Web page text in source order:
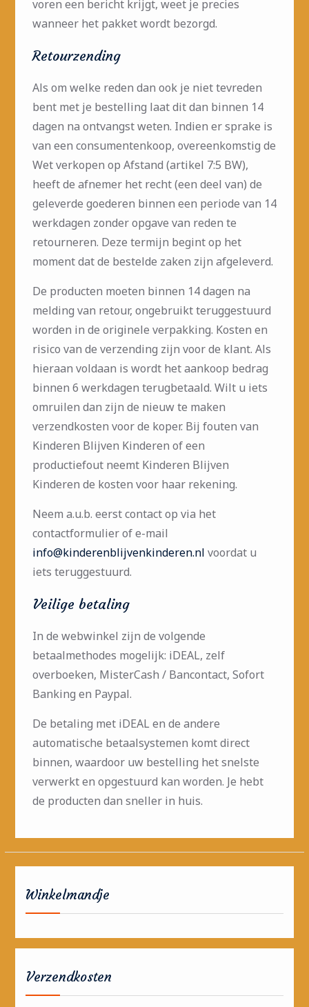
voren een bericht krijgt, weet je precies
wanneer het pakket wordt bezorgd.
Retourzending
Als om welke reden dan ook je niet tevreden
bent met je bestelling laat dit dan binnen 14
dagen na ontvangst weten. Indien er sprake is
van een consumentenkoop, overeenkomstig de
Wet verkopen op Afstand (artikel 7:5 BW),
heeft de afnemer het recht (een deel van) de
geleverde goederen binnen een periode van 14
werkdagen zonder opgave van reden te
retourneren. Deze termijn begint op het
moment dat de bestelde zaken zijn afgeleverd.
De producten moeten binnen 14 dagen na
melding van retour, ongebruikt teruggestuurd
worden in de originele verpakking. Kosten en
risico van de verzending zijn voor de klant. Als
hieraan voldaan is wordt het aankoop bedrag
binnen 6 werkdagen terugbetaald. Wilt u iets
omruilen dan zijn de nieuw te maken
verzendkosten voor de koper. Bij fouten van
Kinderen Blijven Kinderen of een
productiefout neemt Kinderen Blijven
Kinderen de kosten voor haar rekening.
Neem a.u.b. eerst contact op via het
contactformulier of e-mail
info@kinderenblijvenkinderen.nl voordat u
iets teruggestuurd.
Veilige betaling
In de webwinkel zijn de volgende
betaalmethodes mogelijk: iDEAL, zelf
overboeken, MisterCash / Bancontact, Sofort
Banking en Paypal.
De betaling met iDEAL en de andere
automatische betaalsystemen komt direct
binnen, waardoor uw bestelling het snelste
verwerkt en opgestuurd kan worden. Je hebt
de producten dan sneller in huis.
Winkelmandje
Verzendkosten